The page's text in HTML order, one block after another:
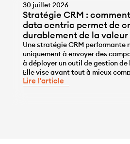
30 juillet 2026
Stratégie CRM :
data centric permet de
durablement de la
Une stratégie CRM performante
uniquement à envoyer des
à déployer un outil de gestion
Elle vise avant tout à mieux
comportements des clients, à
...
Lire l'article